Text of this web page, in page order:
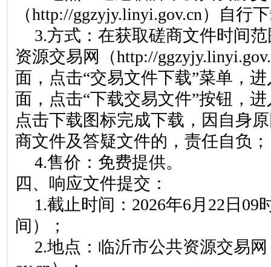
（http://ggzyjy.linyi.gov.cn）
自行
3.方式 ： 在获取磋商文件时间
资源交易网（http://
面，点击“交易文件下载”菜单，
面，点击“下载交易文件”按钮，
点击下载图标完成下载，因自身
商文件及答疑文件的，责任自负 ；
4.售价：免费提供。
四、响应文件提交：
1.截止时间： 2026年6月 22 日 09
间 ）
；
2.地点：临沂市公共资源交易网